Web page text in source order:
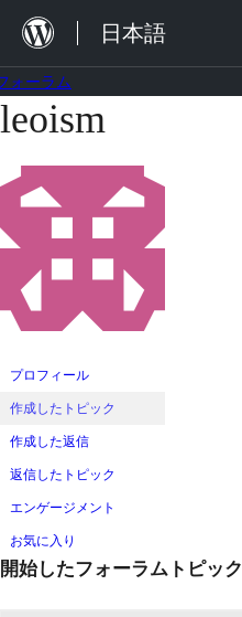
を
ス
ッ
日本語
ォーラム
コ
テ
ツ
ス
ッ
プ
leoism
プロフィール
作成したトピック
作成した返信
返信したトピック
エンゲージメント
お気に入り
開始したフォーラムトピック